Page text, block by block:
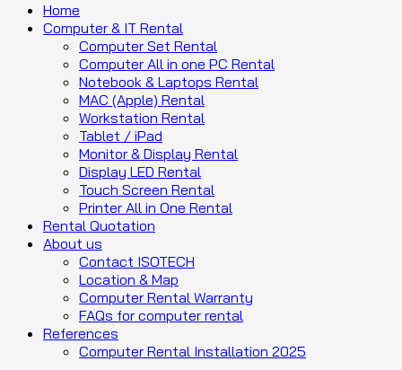
Home
Computer & IT Rental
Computer Set Rental
Computer All in one PC Rental
Notebook & Laptops Rental
MAC (Apple) Rental
Workstation Rental
Tablet / iPad
Monitor & Display Rental
Display LED Rental
Touch Screen Rental
Printer All in One Rental
Rental Quotation
About us
Contact ISOTECH
Location & Map
Computer Rental Warranty
FAQs for computer rental
References
Computer Rental Installation 2025